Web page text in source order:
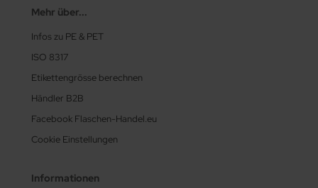
Mehr über...
Infos zu PE & PET
ISO 8317
Etikettengrösse berechnen
Händler B2B
Facebook Flaschen-Handel.eu
Cookie Einstellungen
Informationen